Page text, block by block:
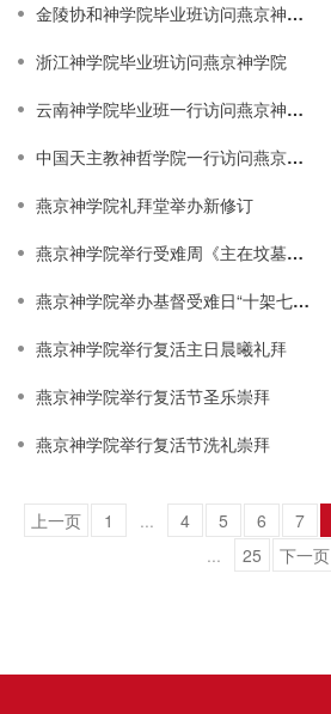
金陵协和神学院毕业班访问燕京神学院
浙江神学院毕业班访问燕京神学院
云南神学院毕业班一行访问燕京神学院
中国天主教神哲学院一行访问燕京神学院
燕京神学院礼拜堂举办新修订
燕京神学院举行受难周《主在坟墓中》熄烛礼拜
燕京神学院举办基督受难日“十架七言默想”崇拜活动
燕京神学院举行复活主日晨曦礼拜
燕京神学院举行复活节圣乐崇拜
燕京神学院举行复活节洗礼崇拜
上一页 1 ... 4 5 6 7
...
25 下一页